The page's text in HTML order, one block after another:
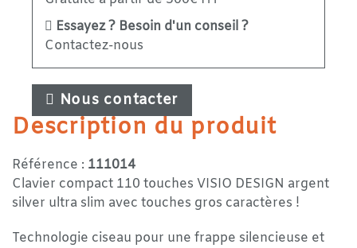
Essayez ? Besoin d'un conseil ?
Contactez-nous
Nous contacter
Description du produit
Référence : 111014
Clavier compact 110 touches VISIO DESIGN argent
silver ultra slim avec touches gros caractères !
Technologie ciseau pour une frappe silencieuse et